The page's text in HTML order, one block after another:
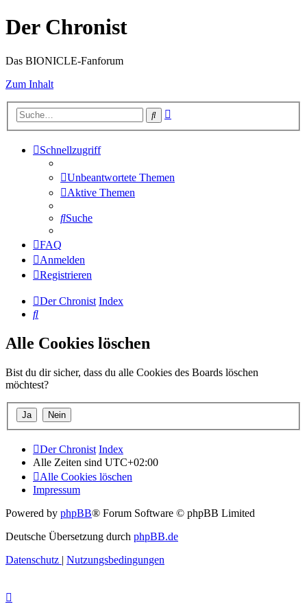
Der Chronist
Das BIONICLE-Fanforum
Zum Inhalt
Suche
Schnellzugriff
Unbeantwortete Themen
Aktive Themen
Suche
FAQ
Anmelden
Registrieren
Der Chronist Index
Suche
Alle Cookies löschen
Bist du dir sicher, dass du alle Cookies des Boards löschen
möchtest?
Der Chronist Index
Alle Zeiten sind UTC+02:00
Alle Cookies löschen
Impressum
Powered by phpBB® Forum Software © phpBB Limited
Deutsche Übersetzung durch phpBB.de
Datenschutz | Nutzungsbedingungen